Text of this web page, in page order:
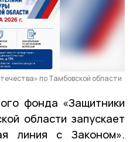
по Тамбовской области
фонда «Защитники
области запускает
линия с Законом».